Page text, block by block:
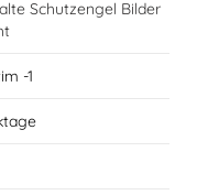
Schutzengel Bilder
-1